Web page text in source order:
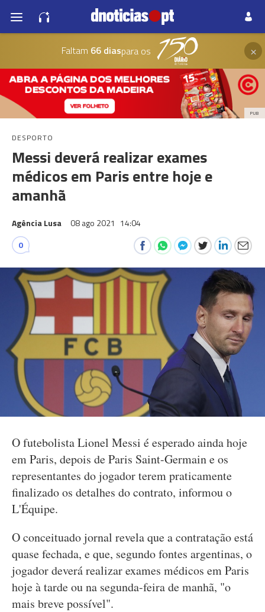
Faltam 66 diaspara os ×
PUB
DESPORTO
Messi deverá realizar exames
médicos em Paris entre hoje e
amanhã
Agência Lusa 08 ago 2021 14:04
0
O futebolista Lionel Messi é esperado ainda hoje
em Paris, depois de Paris Saint-Germain e os
representantes do jogador terem praticamente
finalizado os detalhes do contrato, informou o
L'Équipe.
O conceituado jornal revela que a contratação está
quase fechada, e que, segundo fontes argentinas, o
jogador deverá realizar exames médicos em Paris
hoje à tarde ou na segunda-feira de manhã, "o
mais breve possível".